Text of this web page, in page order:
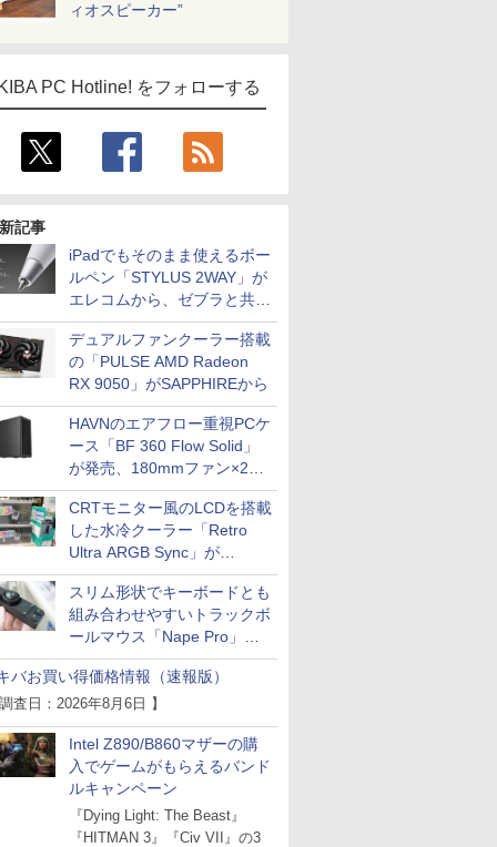
ィオスピーカー”
PC Hotline! をフォローする
記事
iPadでもそのまま使えるボー
ルペン「STYLUS 2WAY」が
エレコムから、ゼブラと共同
開発
デュアルファンクーラー搭載
の「PULSE AMD Radeon
RX 9050」がSAPPHIREから
HAVNのエアフロー重視PCケ
ース「BF 360 Flow Solid」
が発売、180mmファン×2搭
載
CRTモニター風のLCDを搭載
した水冷クーラー「Retro
Ultra ARGB Sync」が
Thermaltakeから
スリム形状でキーボードとも
組み合わせやすいトラックボ
ールマウス「Nape Pro」が
Keychronから
バお買い得価格情報（速報版）
査日：2026年8月6日 】
Intel Z890/B860マザーの購
入でゲームがもらえるバンド
ルキャンペーン
『Dying Light: The Beast』
『HITMAN 3』『Civ VII』の3